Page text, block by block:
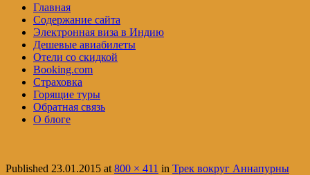
Главная
Содержание сайта
Электронная виза в Индию
Дешевые авиабилеты
Отели со скидкой
Booking.com
Страховка
Горящие туры
Обратная связь
О блоге
Published 23.01.2015 at800 × 411 in Трек вокруг Аннапурны